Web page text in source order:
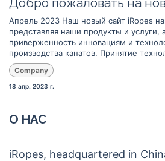
Апрель 2023 Наш новый сайт iRopes
представляя наши продукты и услуги,
приверженность инновациям и
производства канатов. Принятие
Company
18 апр. 2023 г.
О НАС
iRopes, headquartered in